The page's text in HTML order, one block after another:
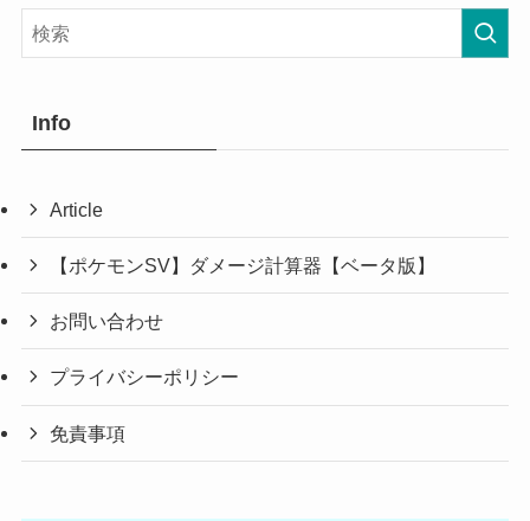
Info
Article
【ポケモンSV】ダメージ計算器【ベータ版】
お問い合わせ
プライバシーポリシー
免責事項